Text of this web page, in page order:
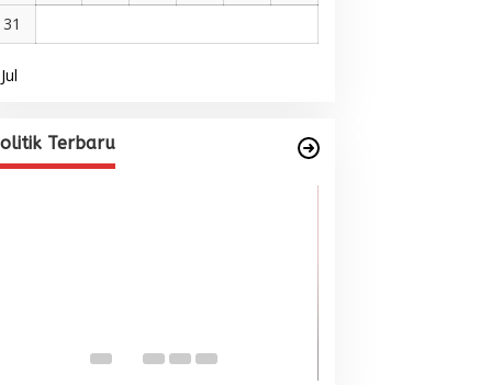
31
Terbaru
Internasional dari Spanyol dan
Malaysia
Di BERITA, POLITIK